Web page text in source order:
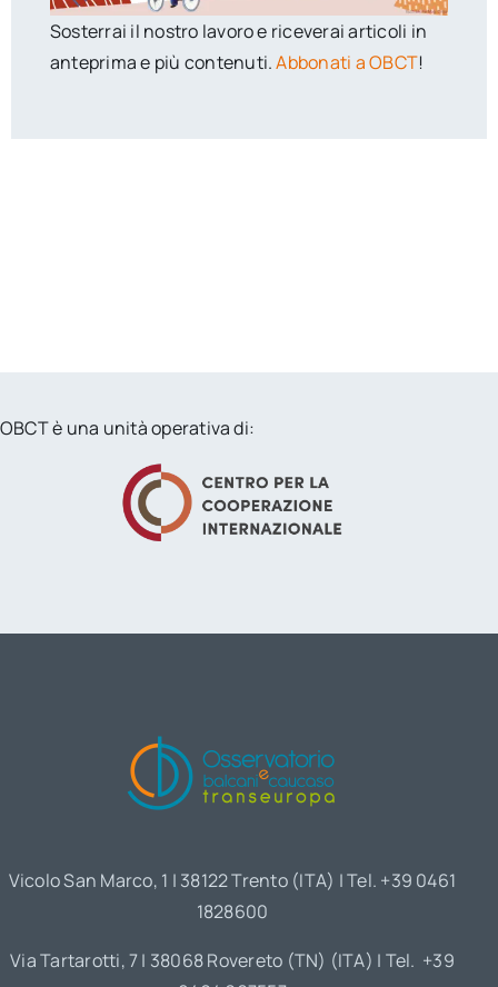
Sosterrai il nostro lavoro e riceverai articoli in
anteprima e più contenuti.Abbonati a OBCT!
OBCT è una unità operativa di:
Vicolo San Marco, 1 | 38122 Trento (ITA) | Tel. +39 0461
1828600
Via Tartarotti, 7 | 38068 Rovereto (TN) (ITA) | Tel. +39